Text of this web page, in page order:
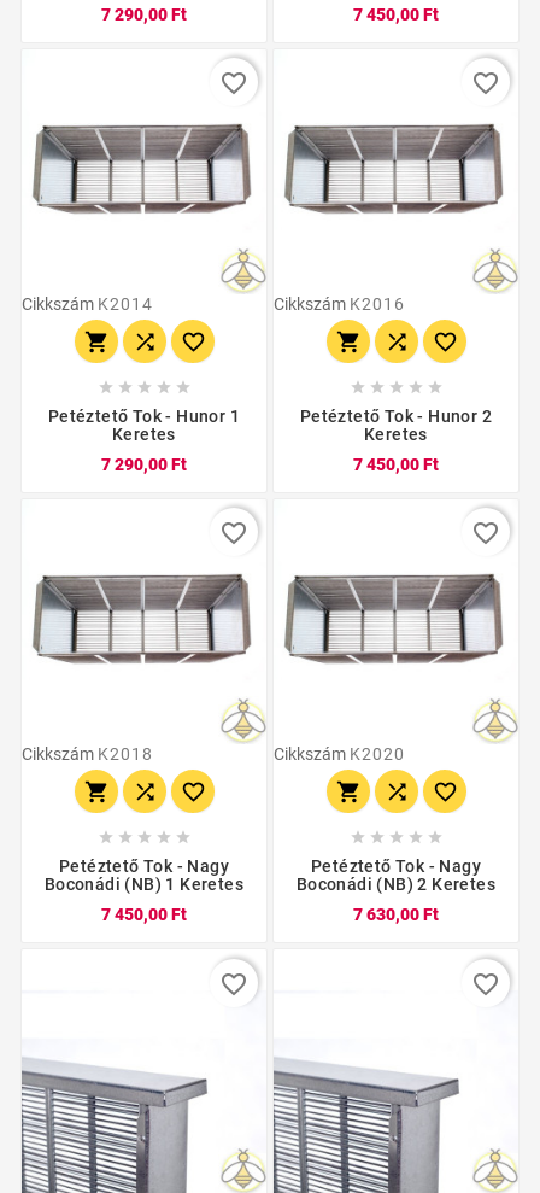
7 290,00 Ft
7 450,00 Ft
Cikkszám K2014
  
    
Petéztető Tok - Hunor 1
Keretes
7 290,00 Ft
favorite_border
Cikkszám K2016
  
    
Petéztető Tok - Hunor 2
Keretes
7 450,00 Ft
favorite_border
Cikkszám K2018
  
    
Petéztető Tok - Nagy
Boconádi (NB) 1 Keretes
7 450,00 Ft
favorite_border
Cikkszám K2020
  
    
Petéztető Tok - Nagy
Boconádi (NB) 2 Keretes
7 630,00 Ft
favorite_border
favorite_border favorite_border